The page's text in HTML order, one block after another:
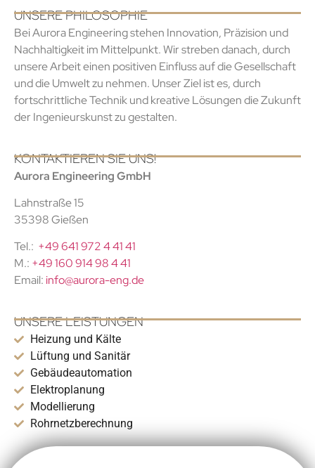
UNSERE PHILOSOPHIE
Bei Aurora Engineering stehen Innovation, Präzision und
Nachhaltigkeit im Mittelpunkt. Wir streben danach, durch
unsere Arbeit einen positiven Einfluss auf die Gesellschaft
und die Umwelt zu nehmen. Unser Ziel ist es, durch
fortschrittliche Technik und kreative Lösungen die Zukunft
der Ingenieurskunst zu gestalten.
KONTAKTIEREN SIE UNS!
Aurora Engineering GmbH
Lahnstraße 15
35398 Gießen
Tel.: +49 641 972 4 41 41
M.: +49 160 914 98 4 41
Email: info@aurora-eng.de
UNSERE LEISTUNGEN
Heizung und Kälte
Lüftung und Sanitär
Gebäudeautomation
Elektroplanung
Modellierung
Rohrnetzberechnung